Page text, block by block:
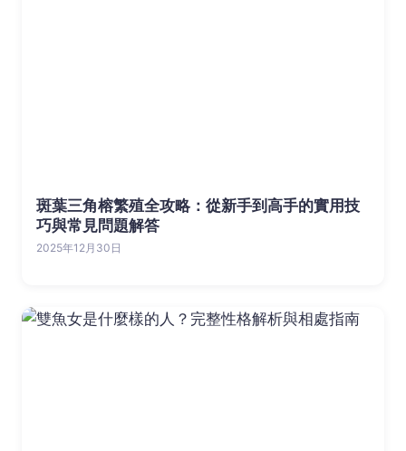
斑葉三角榕繁殖全攻略：從新手到高手的實用技
巧與常見問題解答
2025年12月30日